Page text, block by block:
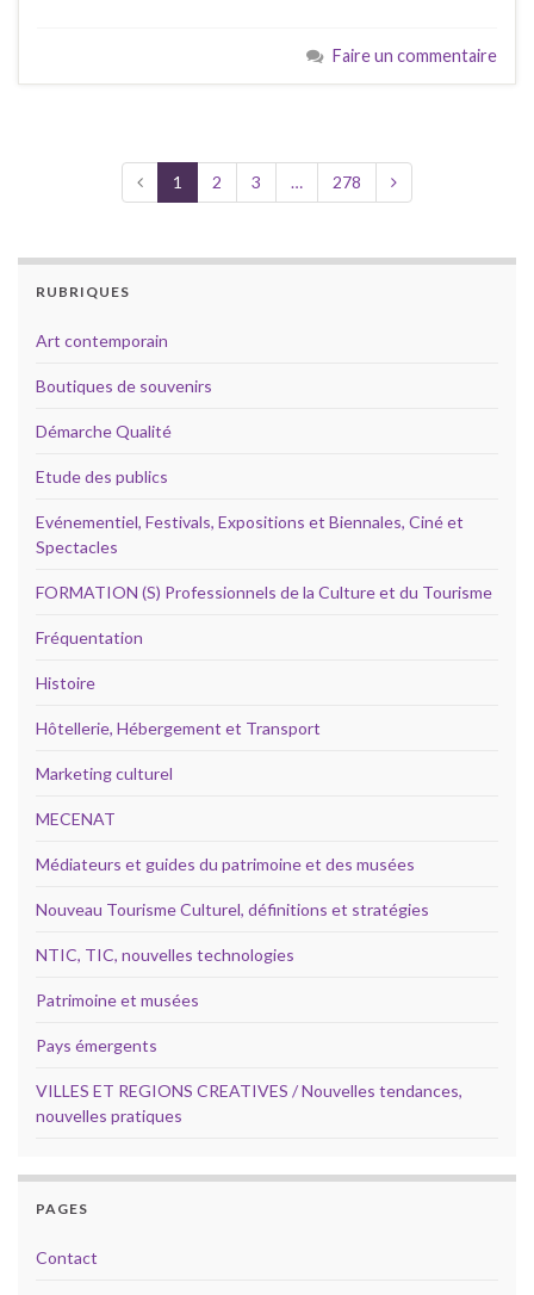
Faire un commentaire
1 2 3 … 278
RUBRIQUES
Art contemporain
Boutiques de souvenirs
Démarche Qualité
Etude des publics
Evénementiel, Festivals, Expositions et Biennales, Ciné et
Spectacles
FORMATION (S) Professionnels de la Culture et du Tourisme
Fréquentation
Histoire
Hôtellerie, Hébergement et Transport
Marketing culturel
MECENAT
Médiateurs et guides du patrimoine et des musées
Nouveau Tourisme Culturel, définitions et stratégies
NTIC, TIC, nouvelles technologies
Patrimoine et musées
Pays émergents
VILLES ET REGIONS CREATIVES / Nouvelles tendances,
nouvelles pratiques
PAGES
Contact